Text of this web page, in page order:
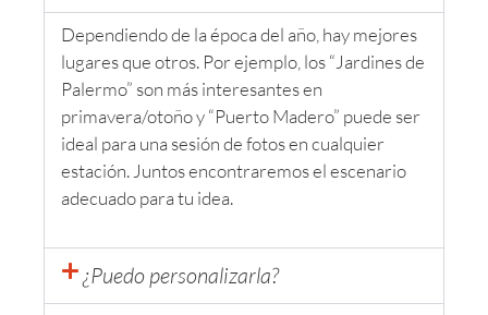
Dependiendo de la época del año, hay mejores
lugares que otros. Por ejemplo, los “Jardines de
Palermo” son más interesantes en
primavera/otoño y “Puerto Madero” puede ser
ideal para una sesión de fotos en cualquier
estación. Juntos encontraremos el escenario
adecuado para tu idea.
¿Puedo personalizarla?